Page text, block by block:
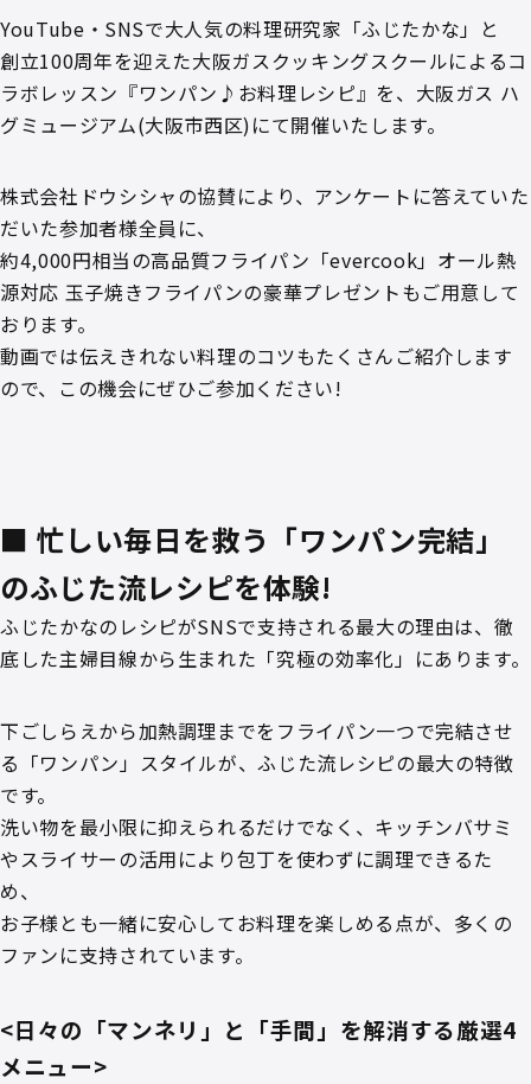
YouTube・SNSで大人気の料理研究家「ふじたかな」と
創立100周年を迎えた大阪ガスクッキングスクールによるコ
ラボレッスン『ワンパン♪お料理レシピ』を、大阪ガス ハ
グミュージアム(大阪市西区)にて開催いたします。
株式会社ドウシシャの協賛により、アンケートに答えていた
だいた参加者様全員に、
約4,000円相当の高品質フライパン「evercook」オール熱
源対応 玉子焼きフライパンの豪華プレゼントもご用意して
おります。
動画では伝えきれない料理のコツもたくさんご紹介します
ので、この機会にぜひご参加ください!
■ 忙しい毎日を救う「ワンパン完結」
のふじた流レシピを体験!
ふじたかなのレシピがSNSで支持される最大の理由は、徹
底した主婦目線から生まれた「究極の効率化」にあります。
下ごしらえから加熱調理までをフライパン一つで完結させ
る「ワンパン」スタイルが、ふじた流レシピの最大の特徴
です。
洗い物を最小限に抑えられるだけでなく、キッチンバサミ
やスライサーの活用により包丁を使わずに調理できるた
め、
お子様とも一緒に安心してお料理を楽しめる点が、多くの
ファンに支持されています。
<日々の「マンネリ」と「手間」を解消する厳選4
メニュー>